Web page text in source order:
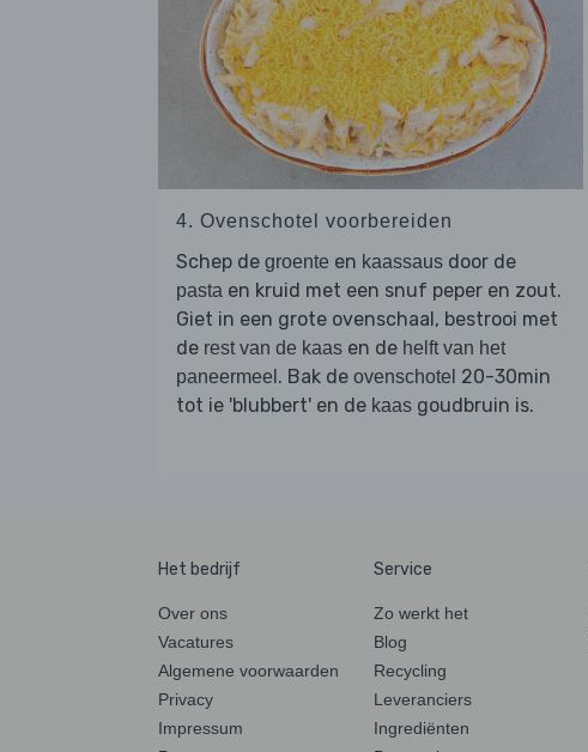
4. Ovenschotel voorbereiden
Schep de groente en kaassaus door de
pasta en kruid met een snuf peper en zout.
Giet in een grote ovenschaal, bestrooi met
de rest van de kaas en de helft van het
paneermeel . Bak de ovenschotel 20-30min
tot ie 'blubbert' en de kaas goudbruin is.
Het bedrijf
Over ons
Vacatures
Algemene voorwaarden
Privacy
Impressum
Service
Zo werkt het
Blog
Recycling
Leveranciers
Ingrediënten